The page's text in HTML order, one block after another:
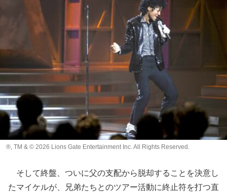
®, TM & © 2026 Lions Gate Entertainment Inc. All Rights Reserved.
そして終盤、ついに父の支配から脱却することを決意し
たマイケルが、兄弟たちとのツアー活動に終止符を打つ直